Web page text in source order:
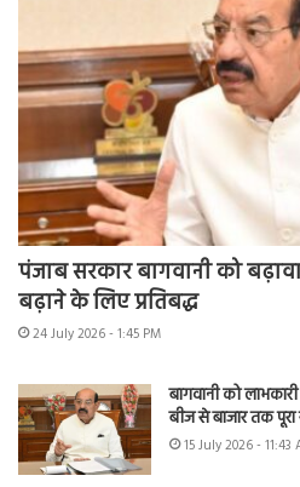
पंजाब सरकार बागवानी को
बढ़ाने के लिए प्रतिबद्ध
24 July 2026 - 1:45 PM
बागवानी को
बीज से बाजार तक
15 July 2026 - 11:43